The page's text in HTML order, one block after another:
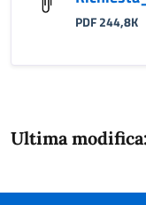
PDF 244,8K
Ultima modifica: